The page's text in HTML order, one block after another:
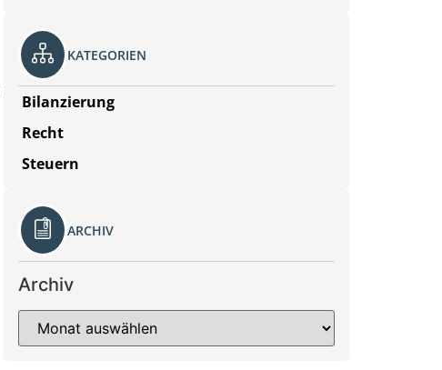
KATEGORIEN
Bilanzierung
Recht
Steuern
ARCHIV
Archiv